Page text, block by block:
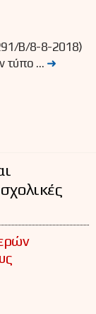
Β/8-8-2018)
τύπο … ➜